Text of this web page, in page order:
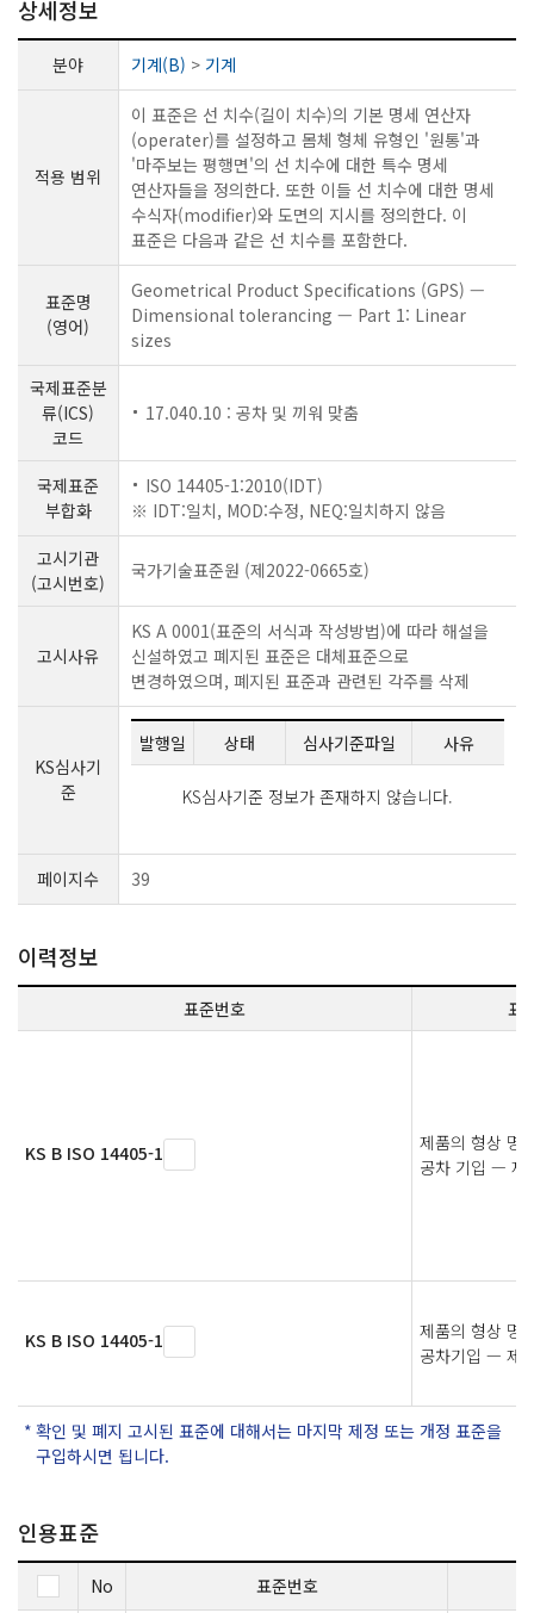
상세정보
분야 기계(B) > 기계
적용 범위
이 표준은 선 치수(길이 치수)의 기본 명세 연산자
(operater)를 설정하고 몸체 형체 유형인 '원통'과
'마주보는 평행면'의 선 치수에 대한 특수 명세
연산자들을 정의한다. 또한 이들 선 치수에 대한 명세
수식자(modifier)와 도면의 지시를 정의한다. 이
표준은 다음과 같은 선 치수를 포함한다.
표준명
(영어)
Geometrical Product Specifications (GPS) —
Dimensional tolerancing — Part 1: Linear
sizes
국제표준분
류(ICS)
코드
17.040.10 : 공차 및 끼워 맞춤
국제표준
부합화
ISO 14405-1:2010(IDT)
※ IDT:일치, MOD:수정, NEQ:일치하지 않음
고시기관
(고시번호)
국가기술표준원 (제2022-0665호)
고시사유
KS A 0001(표준의 서식과 작성방법)에 따라 해설을
신설하였고 폐지된 표준은 대체표준으로
변경하였으며, 폐지된 표준과 관련된 각주를 삭제
KS심사기
준
발행일 상태 심사기준파일 사유
KS심사기준 정보가 존재하지 않습니다.
페이지수 39
이력정보
표준번호 표
KS B ISO 14405-1
제품의 형상 명
공차 기입 — 제
KS B ISO 14405-1
제품의 형상 명
공차기입 — 제
확인 및 폐지 고시된 표준에 대해서는 마지막 제정 또는 개정 표준을
구입하시면 됩니다.
인용표준
No 표준번호